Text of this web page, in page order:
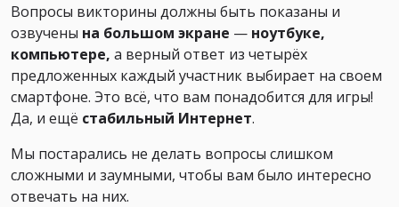
Вопросы викторины должны быть показаны и
озвучены на большом экране — ноутбуке,
компьютере, а верный ответ из четырёх
предложенных каждый участник выбирает на своем
смартфоне. Это всё, что вам понадобится для игры!
Да, и ещё стабильный Интернет.
Мы постарались не делать вопросы слишком
сложными и заумными, чтобы вам было интересно
отвечать на них.